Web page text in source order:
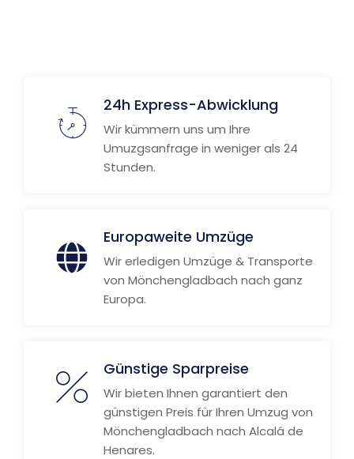
24h Express-Abwicklung
Wir kümmern uns um Ihre
Umuzgsanfrage in weniger als 24
Stunden.
Europaweite Umzüge
Wir erledigen Umzüge & Transporte
von Mönchengladbach nach ganz
Europa.
Günstige Sparpreise
Wir bieten Ihnen garantiert den
günstigen Preis für Ihren Umzug von
Mönchengladbach nach Alcalá de
Henares.